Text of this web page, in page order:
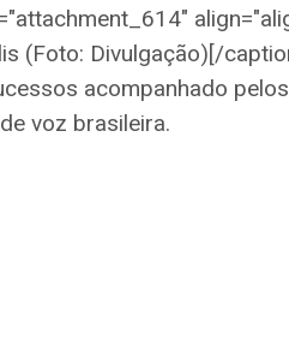
(Foto: Divulgação)[/
acompanhado
voz brasileira.